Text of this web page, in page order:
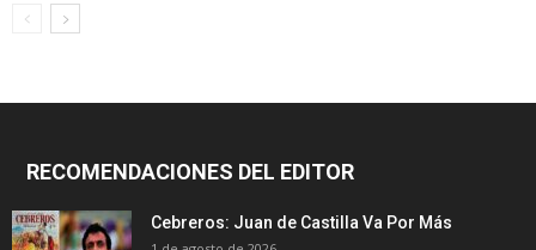
RECOMENDACIONES DEL EDITOR
Cebreros: Juan de Castilla Va Por Más